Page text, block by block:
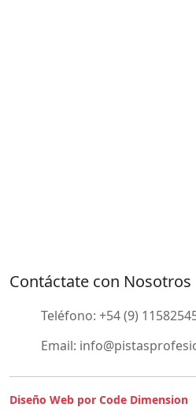
Contáctate con Nosotros
Teléfono: +54 (9)
Email:
Diseño Web por Code Dimension